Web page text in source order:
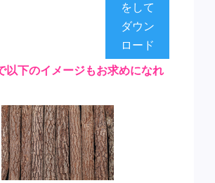
をして
ダウン
ロード
以下のイメージもお求めになれ